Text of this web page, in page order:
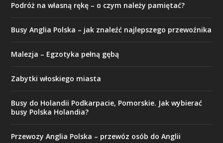
Podróż na własną rękę – o czym należy pamiętać?
Busy Anglia Polska – jak znaleźć najlepszego przewoźnika
Malezja – Egzotyka pełną gębą
Zabytki włoskiego miasta
Busy do Holandii Podkarpacie, Pomorskie. Jak wybierać
busy Polska Holandia?
Przewozy Anglia Polska – przewóz osób do Anglii